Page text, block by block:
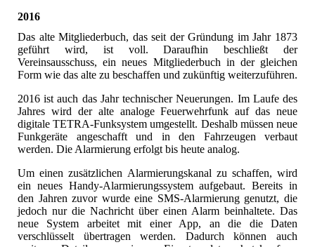
2016
Das alte Mitgliederbuch, das seit der Gründung im Jahr 1873
geführt wird, ist voll. Daraufhin beschließt der
Vereinsausschuss, ein neues Mitgliederbuch in der gleichen
Form wie das alte zu beschaffen und zukünftig weiterzuführen.
2016 ist auch das Jahr technischer Neuerungen. Im Laufe des
Jahres wird der alte analoge Feuerwehrfunk auf das neue
digitale TETRA-Funksystem umgestellt. Deshalb müssen neue
Funkgeräte angeschafft und in den Fahrzeugen verbaut
werden. Die Alarmierung erfolgt bis heute analog.
Um einen zusätzlichen Alarmierungskanal zu schaffen, wird
ein neues Handy-Alarmierungssystem aufgebaut. Bereits in
den Jahren zuvor wurde eine SMS-Alarmierung genutzt, die
jedoch nur die Nachricht über einen Alarm beinhaltete. Das
neue System arbeitet mit einer App, an die die Daten
verschlüsselt übertragen werden. Dadurch können auch